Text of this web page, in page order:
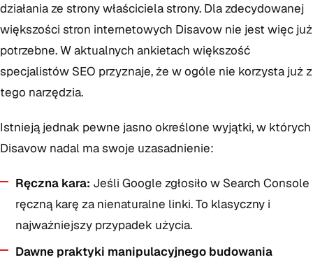
działania ze strony właściciela strony. Dla zdecydowanej
większości stron internetowych Disavow nie jest więc już
potrzebne. W aktualnych ankietach większość
specjalistów SEO przyznaje, że w ogóle nie korzysta już z
tego narzędzia.
Istnieją jednak pewne jasno określone wyjątki, w których
Disavow nadal ma swoje uzasadnienie:
Ręczna kara: Jeśli Google zgłosiło w Search Console
ręczną karę za nienaturalne linki. To klasyczny i
najważniejszy przypadek użycia.
Dawne praktyki manipulacyjnego budowania